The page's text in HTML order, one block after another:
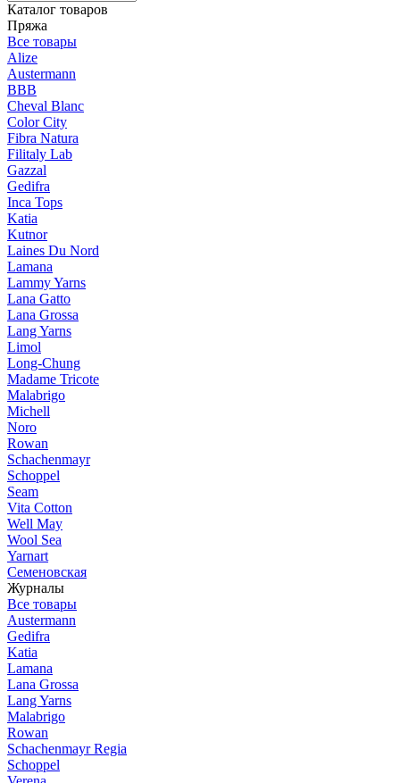
Каталог товаров
Пряжа
Все товары
Alize
Austermann
BBB
Cheval Blanc
Color City
Fibra Natura
Filitaly Lab
Gazzal
Gedifra
Inca Tops
Katia
Kutnor
Laines Du Nord
Lamana
Lammy Yarns
Lana Gatto
Lana Grossa
Lang Yarns
Limol
Long-Chung
Madame Tricote
Malabrigo
Michell
Noro
Rowan
Schachenmayr
Schoppel
Seam
Vita Cotton
Well May
Wool Sea
Yarnart
Семеновская
Журналы
Все товары
Austermann
Gedifra
Katia
Lamana
Lana Grossa
Lang Yarns
Malabrigo
Rowan
Schachenmayr Regia
Schoppel